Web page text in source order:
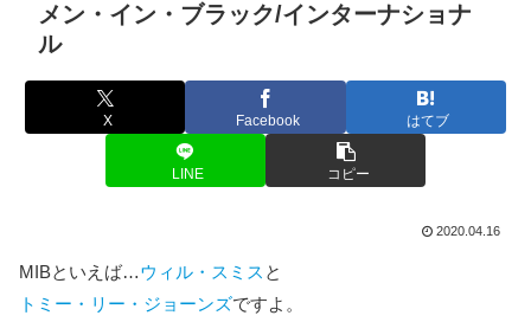
メン・イン・ブラック/インターナショナ
ル
X Facebook はてブ
LINE コピー
2020.04.16
MIBといえば…ウィル・スミス と
トミー・リー・ジョーンズですよ。